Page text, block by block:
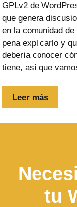
GPLv2 de
que genera
en la comunidad
pena explicarlo y
debería conocer
tiene, así que
Leer más
tu